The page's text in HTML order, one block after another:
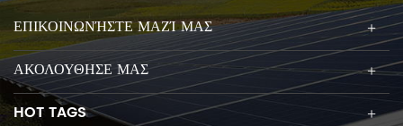
ΕΠΙΚΟΙΝΩΝΉΣΤΕ ΜΑΖΊ ΜΑΣ
ΑΚΟΛΟΥΘΗΣΕ ΜΑΣ
HOT TAGS